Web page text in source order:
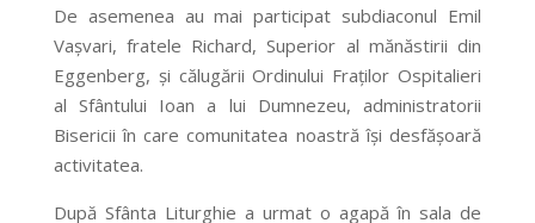
De asemenea au mai participat subdiaconul Emil
Vașvari, fratele Richard, Superior al mănăstirii din
Eggenberg, şi călugării Ordinului Fraţilor Ospitalieri
al Sfântului Ioan a lui Dumnezeu, administratorii
Bisericii în care comunitatea noastră îşi desfăşoară
activitatea.
După Sfânta Liturghie a urmat o agapă în sala de